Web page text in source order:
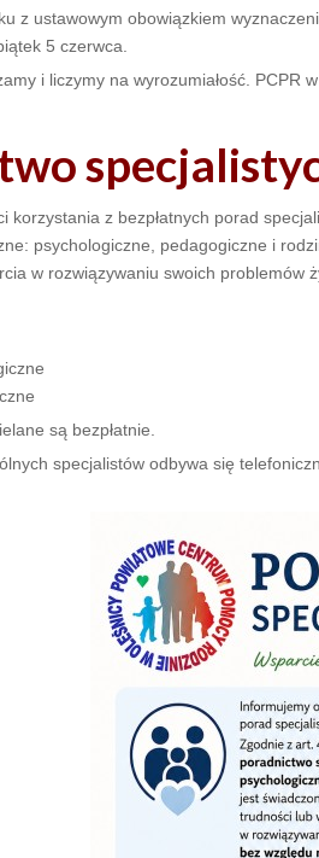
z ustawowym obowiązkiem
5 czerwca.
i liczymy na wyrozumiałość. PCPR
korzystania z bezpłatnych porad
psychologiczne, pedagogiczne i
w rozwiązywaniu swoich problemów
są bezpłatnie.
specjalistów odbywa się